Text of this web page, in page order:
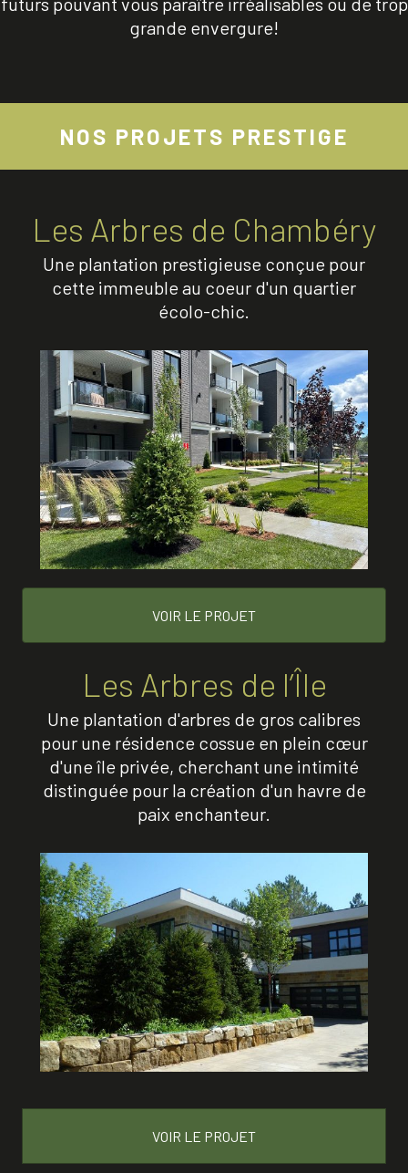
grande envergure!
NOS PROJETS PRESTIGE
Les Arbres de Chambéry
Une plantation prestigieuse conçue pour
cette immeuble au coeur d'un quartier
écolo-chic.
VOIR LE PROJET
Les Arbres de l’Île
Une plantation d'arbres de gros calibres
pour une résidence cossue en plein cœur
d'une île privée, cherchant une intimité
distinguée pour la création d'un havre de
paix enchanteur.
VOIR LE PROJET